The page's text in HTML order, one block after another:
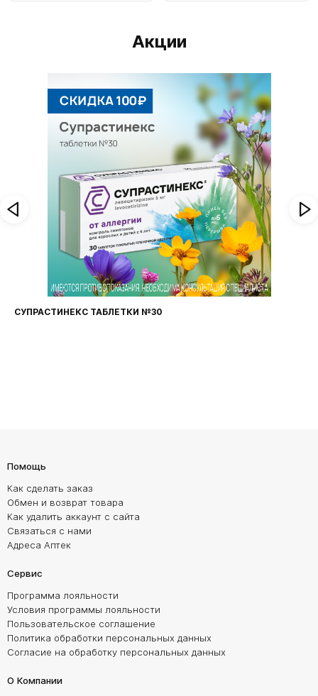
Акции
СУПРАСТИНЕКС ТАБЛЕТКИ №30
Помощь
Как сделать заказ
Обмен и возврат товара
Как удалить аккаунт с сайта
Связаться с нами
Адреса Аптек
Сервис
Программа лояльности
Условия программы лояльности
Пользовательское соглашение
Политика обработки персональных данных
Согласие на обработку персональных данных
О Компании